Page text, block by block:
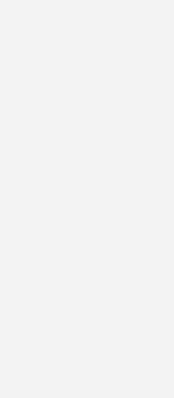
die Wärme dekarbonisieren